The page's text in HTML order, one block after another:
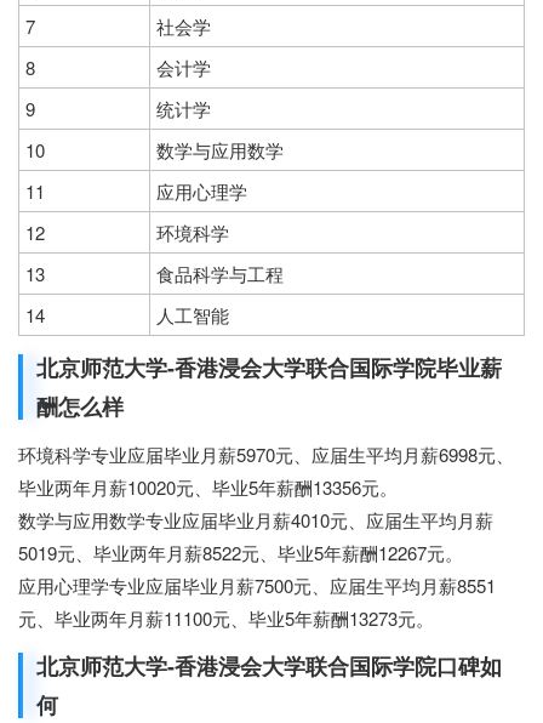
7
社会学
8
会计学
9
统计学
10
数学与应用数学
11
应用心理学
12
环境科学
13
食品科学与工程
14
人工智能
北京师范大学-香港浸会大学联合国际学院毕业薪
酬怎么样
环境科学专业应届毕业月薪5970元、应届生平均月薪6998元、
毕业两年月薪10020元、毕业5年薪酬13356元。
数学与应用数学专业应届毕业月薪4010元、应届生平均月薪
5019元、毕业两年月薪8522元、毕业5年薪酬12267元。
应用心理学专业应届毕业月薪7500元、应届生平均月薪8551
元、毕业两年月薪11100元、毕业5年薪酬13273元。
北京师范大学-香港浸会大学联合国际学院口碑如
何